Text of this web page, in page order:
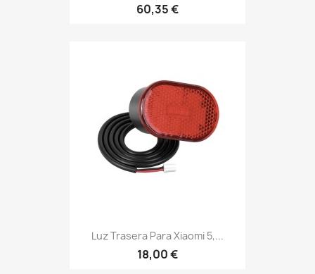
60,35 €
Luz Trasera Para Xiaomi 5,...
18,00 €